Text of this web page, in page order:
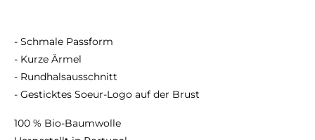
- Schmale Passform
- Kurze Ärmel
- Rundhalsausschnitt
- Gesticktes Soeur-Logo auf der Brust
100 % Bio-Baumwolle